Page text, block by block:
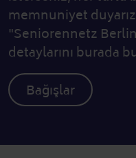
memnuniyet
"Seniorennetz
detaylarını burada
Bağışlar